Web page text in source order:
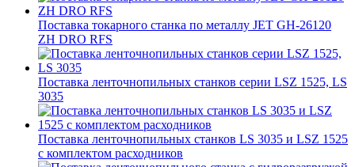
Поставка токарного станка по металлу JET GH-26120
ZH DRO RFS
Поставка ленточнопильных станков серии LSZ 1525, LS
3035
Поставка ленточнопильных станков LS 3035 и LSZ 1525
с комплектом расходников